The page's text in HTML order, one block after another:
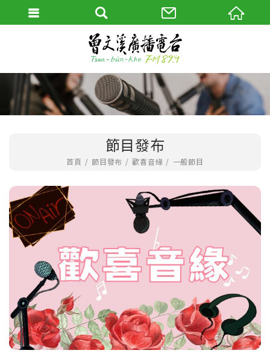
節目發布
首頁 節目發布 歡喜音緣 一般節目